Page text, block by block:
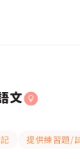
元朗 補習推
文
提供練習題/